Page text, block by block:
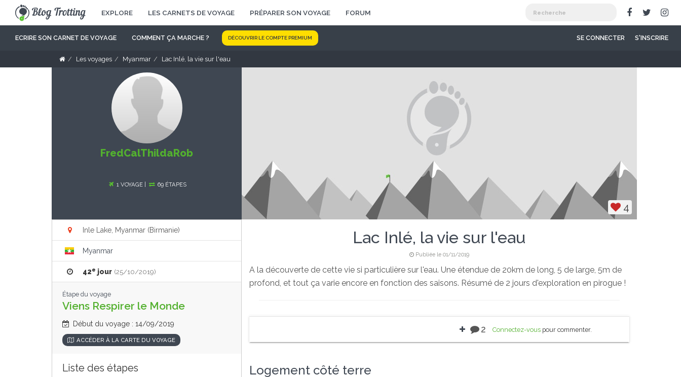
EXPLORE LES CARNETS DE VOYAGE PRÉPARER SON VOYAGE FORUM
ECRIRE SON CARNET DE VOYAGE COMMENT ÇA MARCHE ? DÉCOUVRIR LE COMPTE PREMIUM SE CONNECTER S'INSCRIRE
Les voyages Myanmar Lac Inlé, la vie sur l'eau
4
Lac Inlé, la vie sur l'eau
Publiée le 01/11/2019
A la découverte de cette vie si particulière sur l'eau. Une étendue de 20km de long, 5 de large, 5m de
profond, et tout ça varie encore en fonction des saisons. Résumé de 2 jours d'exploration en pirogue !
2 Connectez-vous pour commenter.
Logement côté terre
FredCalThildaRob
1 VOYAGE | 69 ÉTAPES
Inle Lake, Myanmar (Birmanie)
Myanmar
42e jour (25/10/2019)
Étape du voyage
Viens Respirer le Monde
Début du voyage : 14/09/2019
ACCÉDER À LA CARTE DU VOYAGE
Liste des étapes